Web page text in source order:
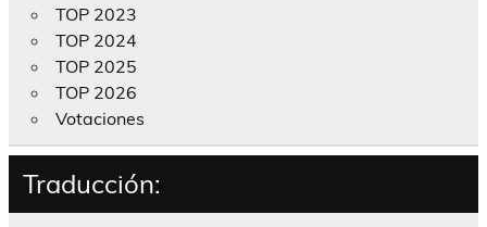
TOP 2023
TOP 2024
TOP 2025
TOP 2026
Votaciones
Traducción: